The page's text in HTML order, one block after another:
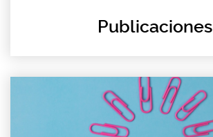
Publicaciones